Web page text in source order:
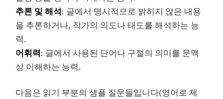
추론 및 해석: 글에서 명시적으로 밝히지 않은 내용
을 추론하거나, 작가의 의도나 태도를 해석하는 능
력.
어휘력: 글에서 사용된 단어나 구절의 의미를 문맥
상 이해하는 능력.
다음은 읽기 부분의 샘플 질문들입니다(영어로 제